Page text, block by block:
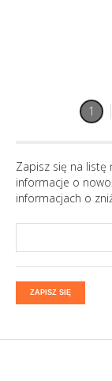
1
Zapisz się na listę
informacje o
informacjach o
ZAPISZ SIĘ